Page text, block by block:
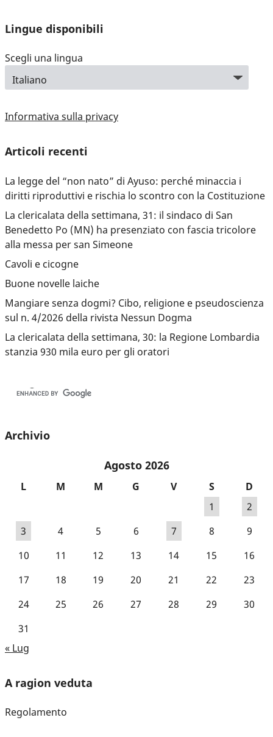
Lingue disponibili
Scegli una lingua
Informativa sulla privacy
Articoli recenti
La legge del “non nato” di Ayuso: perché minaccia i
diritti riproduttivi e rischia lo scontro con la Costituzione
La clericalata della settimana, 31: il sindaco di San
Benedetto Po (MN) ha presenziato con fascia tricolore
alla messa per san Simeone
Cavoli e cicogne
Buone novelle laiche
Mangiare senza dogmi? Cibo, religione e pseudoscienza
sul n. 4/2026 della rivista Nessun Dogma
La clericalata della settimana, 30: la Regione Lombardia
stanzia 930 mila euro per gli oratori
Archivio
Agosto 2026
L M M G V S
D
1
2
3
4 5 6 7 8
9
10
11 12 13 14 15
16
17
18 19 20 21 22
23
24
25 26 27 28 29
30
31
« Lug
A ragion veduta
Regolamento